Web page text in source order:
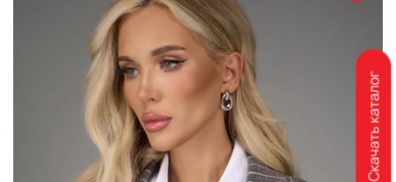
Скачать каталог